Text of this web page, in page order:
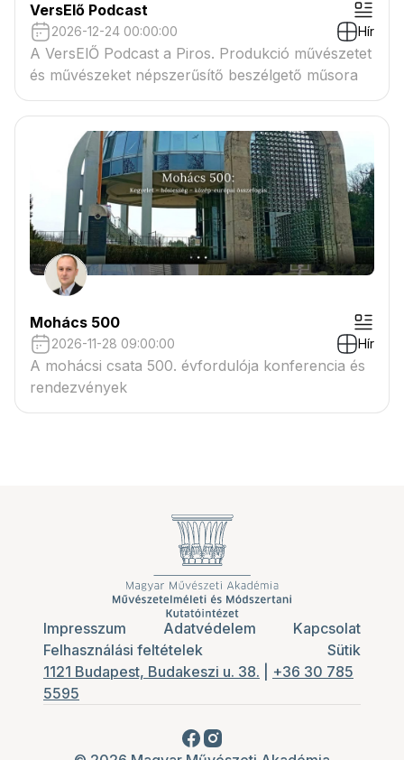
VersElő Podcast
2026-12-24 00:00:00 Hír
A VersElŐ Podcast a Piros. Produkció művészetet
és művészeket népszerűsítő beszélgető műsora
Mohács 500
2026-11-28 09:00:00 Hír
A mohácsi csata 500. évfordulója konferencia és
rendezvények
Impresszum Adatvédelem
Kapcsolat
Felhasználási feltételek
Sütik
1121 Budapest, Budakeszi u. 38.
+36 30 785
5595